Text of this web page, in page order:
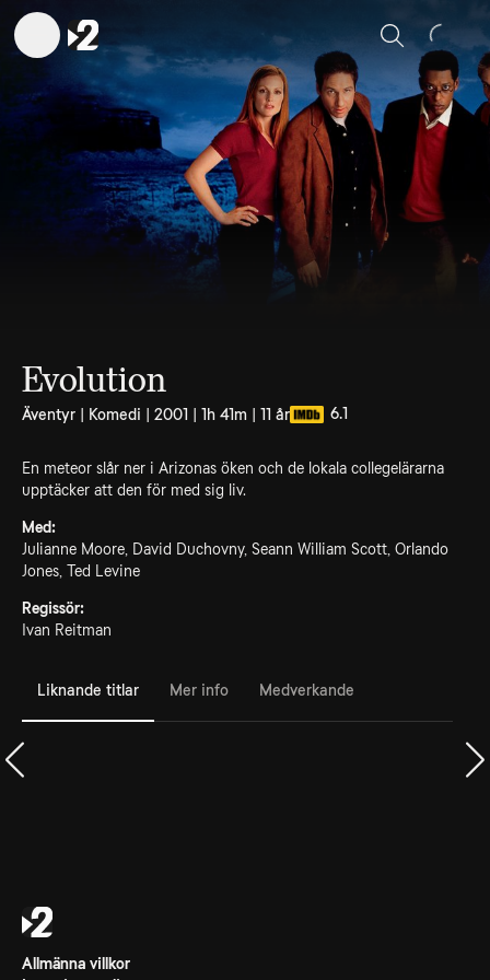
Sök
Evolution
Äventyr | Komedi | 2001 | 1h 41m | 11 år 6.1
En meteor slår ner i Arizonas öken och de lokala collegelärarna
upptäcker att den för med sig liv.
Med:
Julianne Moore, David Duchovny, Seann William Scott, Orlando
Jones, Ted Levine
Regissör:
Ivan Reitman
Liknande titlar Mer info Medverkande
Allmänna villkor